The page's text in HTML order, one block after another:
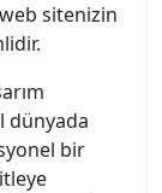
sitenizin
dünyada
bir